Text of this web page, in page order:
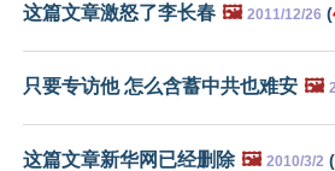
这篇文章激怒了李长春 🖼️ 2011/12/26 (
只要专访他 怎么含蓄中共也难安 🖼️
这篇文章新华网已经删除 🖼️ 2010/3/2 (